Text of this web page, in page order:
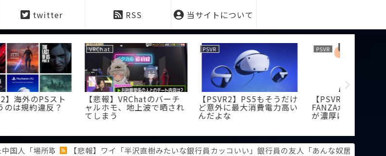
twitter RSS 当サイトについて
VRChat
【悲報】VRChatのバーチ
ャルホモ、地上波で晒され
PSVR
【PSVR2】PS5もそうだけ
ど意外に最大消費電力高い
んだよな
PSVR
【PSVR2悲報】やはり
FANZAが見られない可能性
が濃厚に…
国人「場所取り転売ヤー」の高笑い【悲報】ワイ「半沢直樹みたいな銀行員カッコいい」銀行員の友人「あんな奴居ねえよ」